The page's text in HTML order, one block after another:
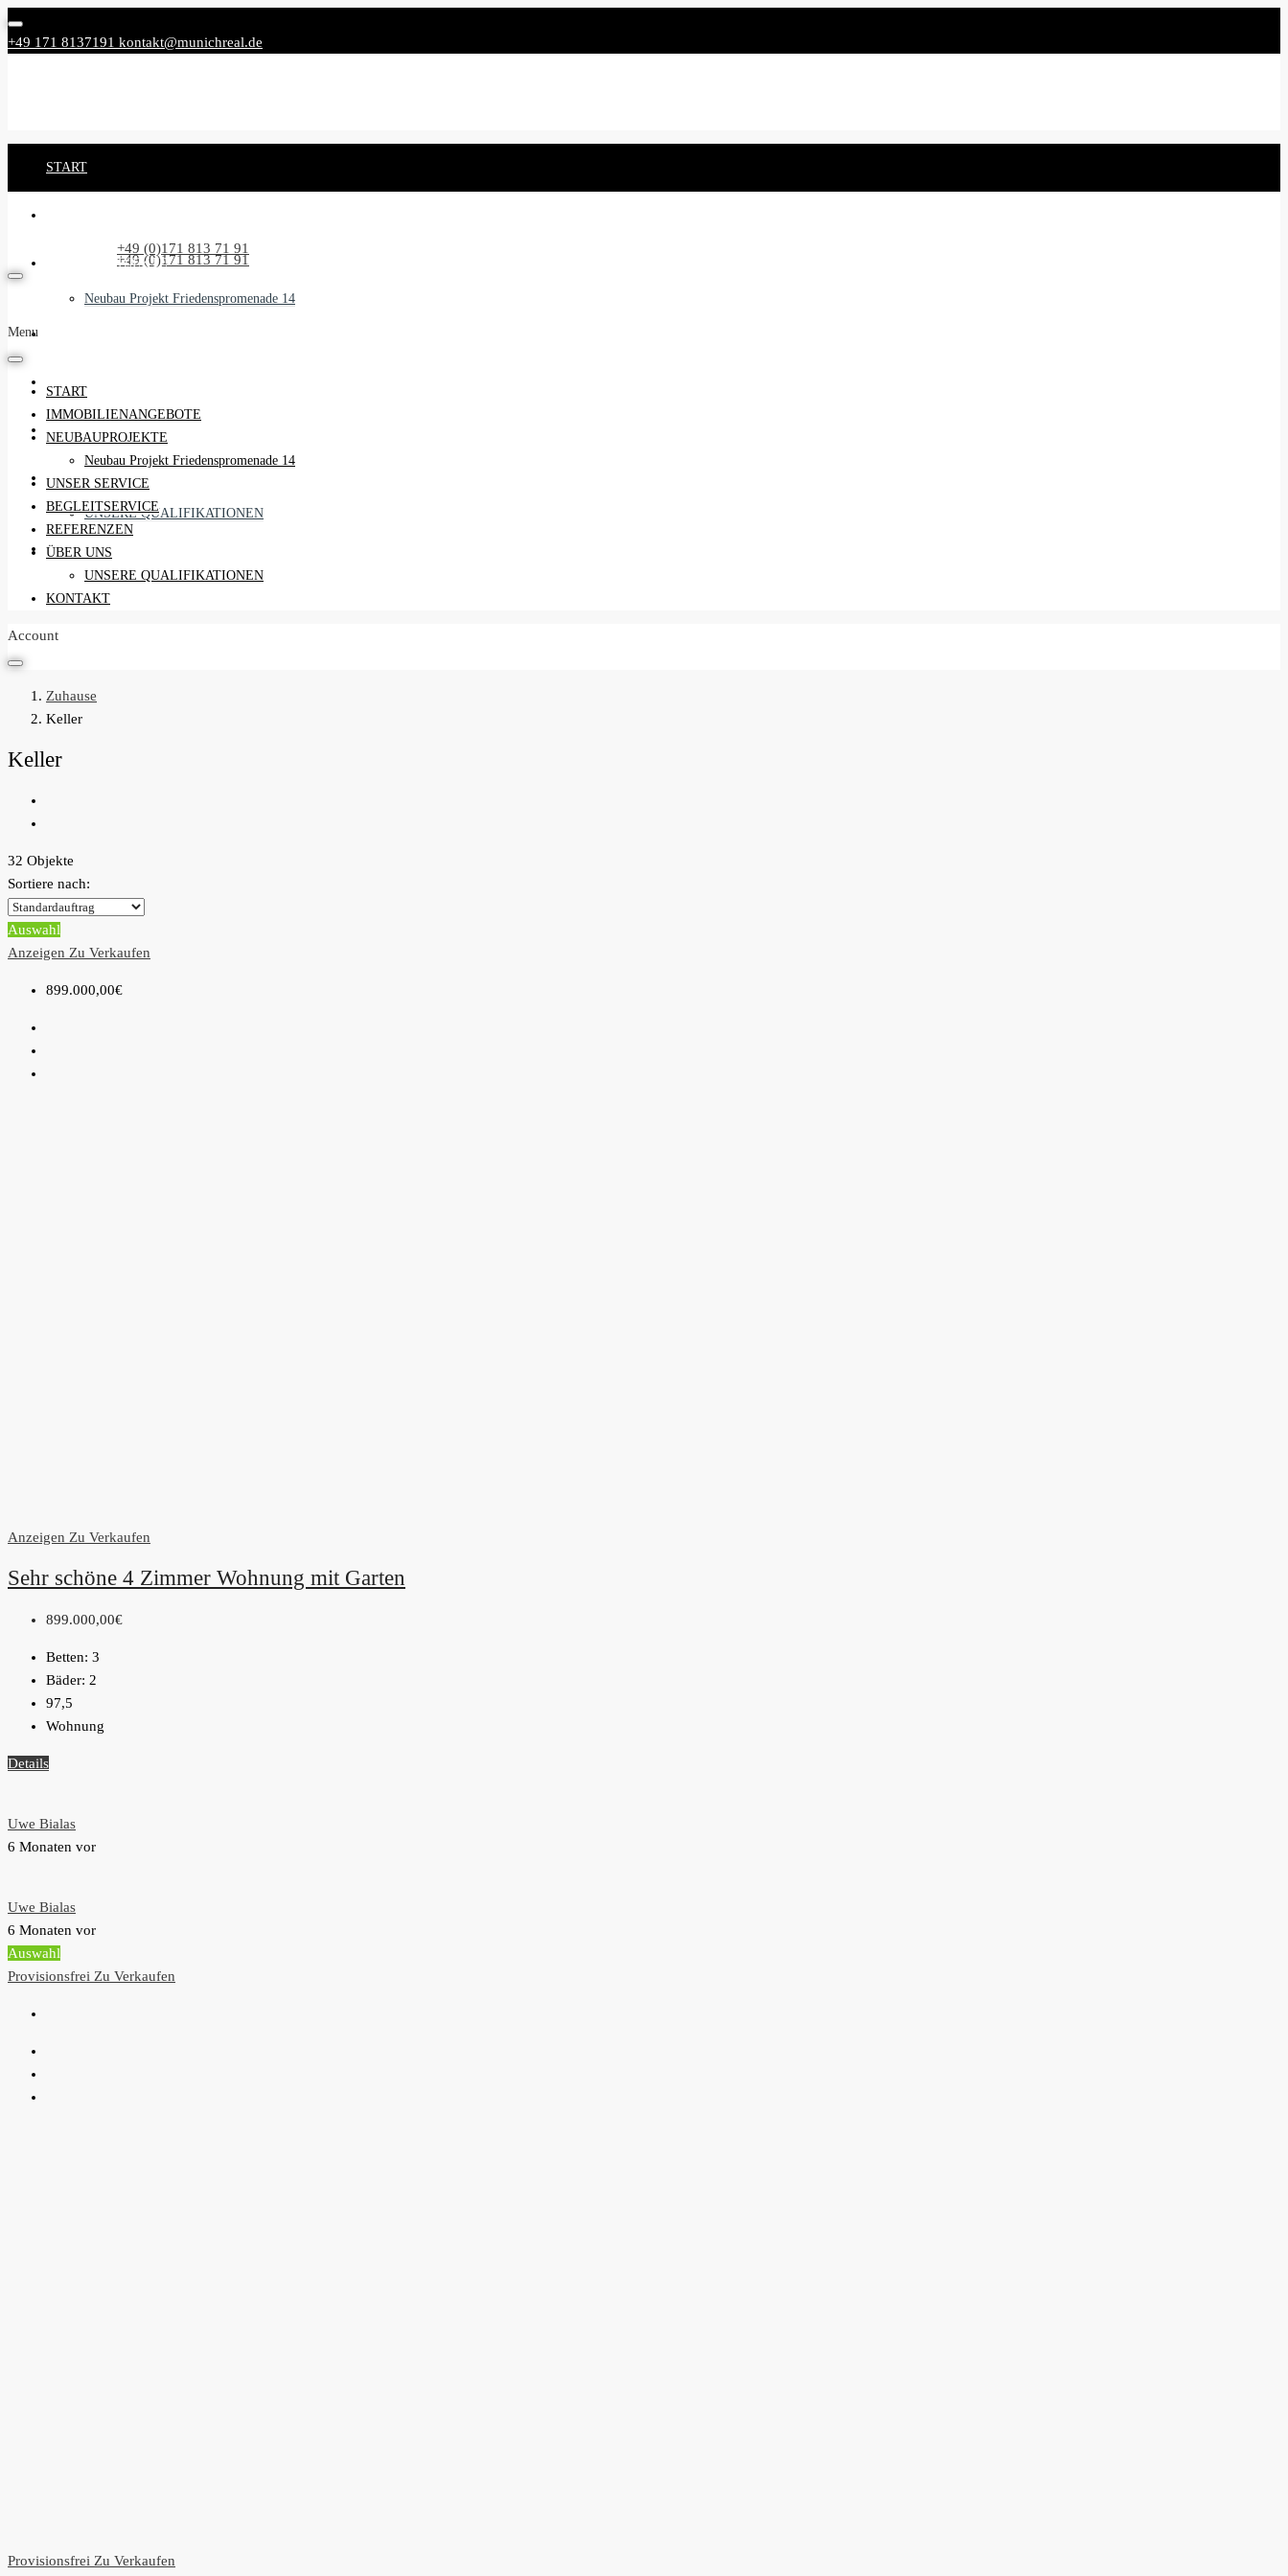
+49 171 8137191 kontakt@munichreal.de
Rufen Sie uns an: +49 (0)171 813 71 91
START
NEUBAUPROJEKTE
Neubau Projekt Friedenspromenade 14
REFERENZEN
ÜBER UNS
UNSERE QUALIFIKATIONEN
KONTAKT
+49 (0)171 813 71 91
Menu
START
IMMOBILIENANGEBOTE
NEUBAUPROJEKTE
Neubau Projekt Friedenspromenade 14
UNSER SERVICE
BEGLEITSERVICE
REFERENZEN
ÜBER UNS
UNSERE QUALIFIKATIONEN
KONTAKT
Account
Zuhause
Keller
Keller
32 Objekte
Sortiere nach:
Auswahl
Anzeigen Zu Verkaufen
899.000,00€
Anzeigen Zu Verkaufen
Sehr schöne 4 Zimmer Wohnung mit Garten
899.000,00€
Betten: 3
Bäder: 2
97,5
Wohnung
Details
Uwe Bialas
6 Monaten vor
Uwe Bialas
6 Monaten vor
Auswahl
Provisionsfrei Zu Verkaufen
Provisionsfrei Zu Verkaufen